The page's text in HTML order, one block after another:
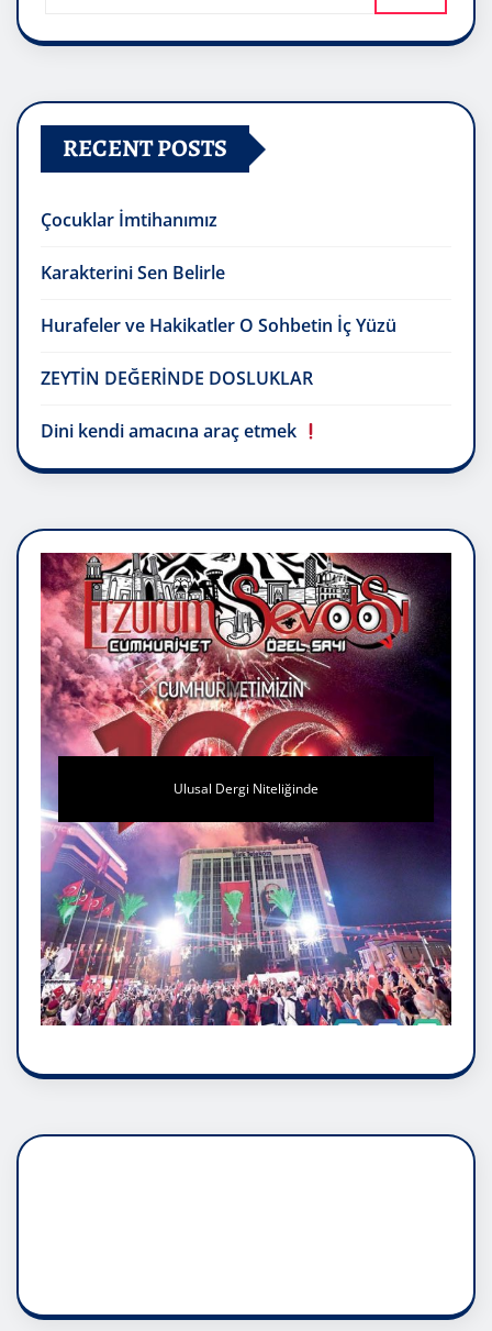
RECENT POSTS
Çocuklar İmtihanımız
Karakterini Sen Belirle
Hurafeler ve Hakikatler O Sohbetin İç Yüzü
ZEYTİN DEĞERİNDE DOSLUKLAR
Dini kendi amacına araç etmek
Ulusal Dergi Niteliğinde